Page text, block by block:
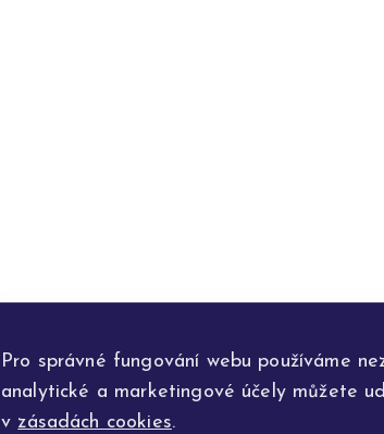
Pro správné fungování webu používáme
analytické a marketingové účely můžete
v zásadách cookies.